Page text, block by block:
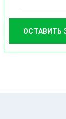
ОСТАВИТЬ